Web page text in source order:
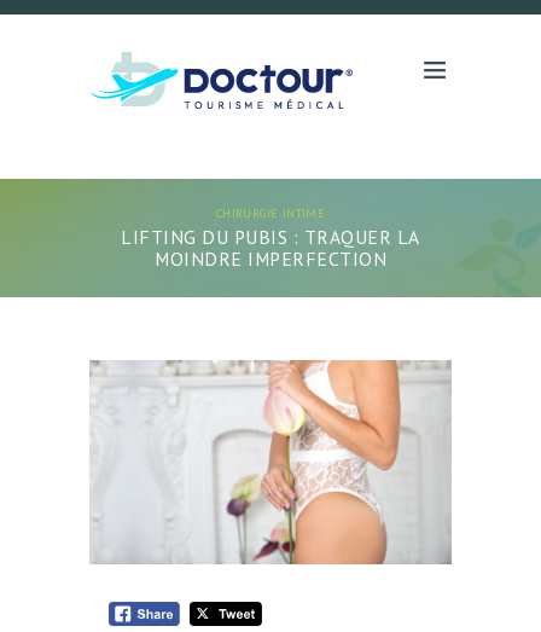
CHIRURGIE INTIME
LIFTING DU PUBIS : TRAQUER LA
MOINDRE IMPERFECTION